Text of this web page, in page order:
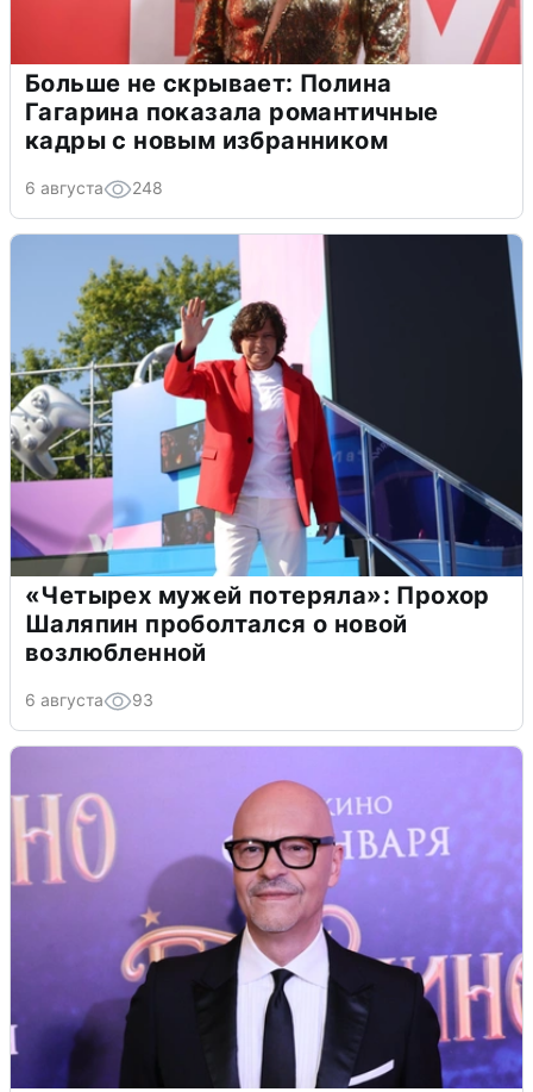
Больше не скрывает: Полина
Гагарина показала романтичные
кадры с новым избранником
6 августа 248
«Четырех мужей потеряла»: Прохор
Шаляпин проболтался о новой
возлюбленной
6 августа 93